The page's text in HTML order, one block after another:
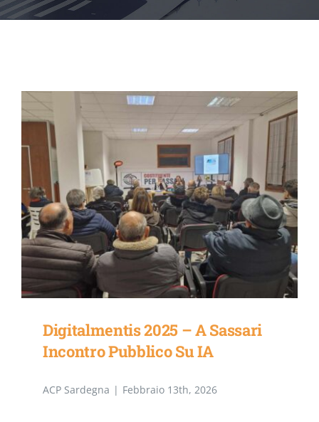
CONTATTI
Digitalmentis 2025 – A Sassari
Incontro Pubblico Su IA
ACP Sardegna | Febbraio 13th, 2026